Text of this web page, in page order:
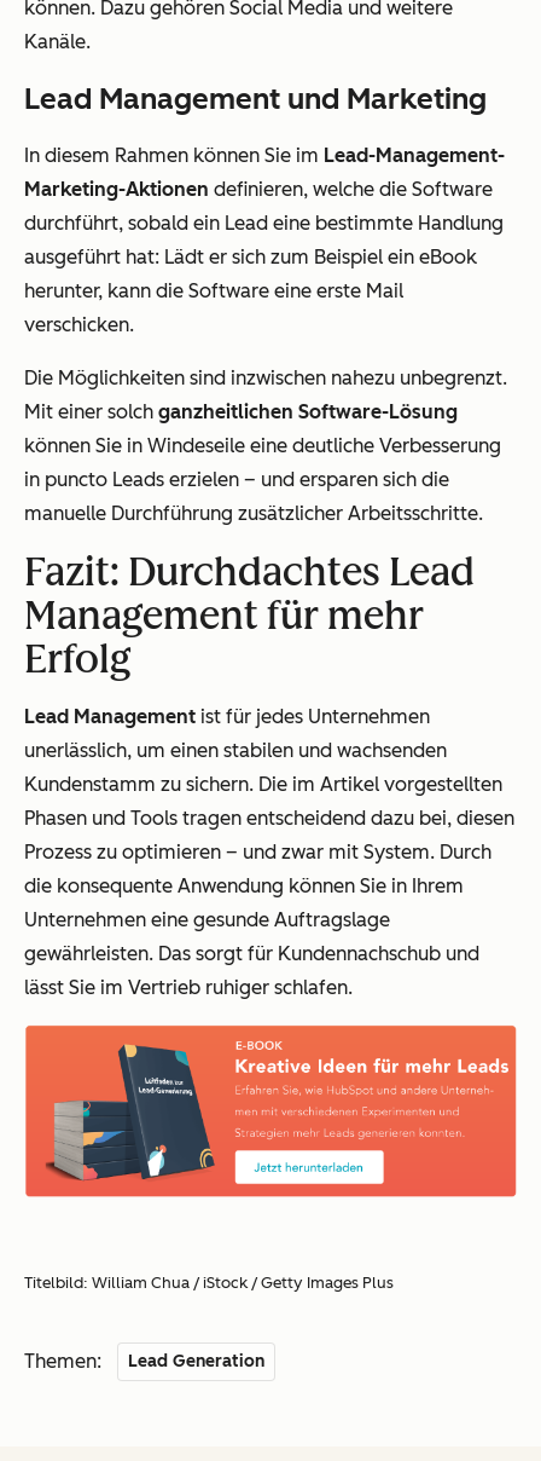
können. Dazu gehören Social Media und weitere
Kanäle.
Lead Management und Marketing
In diesem Rahmen können Sie im Lead-Management-
Marketing-Aktionen definieren, welche die Software
durchführt, sobald ein Lead eine bestimmte Handlung
ausgeführt hat: Lädt er sich zum Beispiel ein eBook
herunter, kann die Software eine erste Mail
verschicken.
Die Möglichkeiten sind inzwischen nahezu unbegrenzt.
Mit einer solch ganzheitlichen Software-Lösung
können Sie in Windeseile eine deutliche Verbesserung
in puncto Leads erzielen – und ersparen sich die
manuelle Durchführung zusätzlicher Arbeitsschritte.
Fazit: Durchdachtes Lead
Management für mehr
Erfolg
Lead Management ist für jedes Unternehmen
unerlässlich, um einen stabilen und wachsenden
Kundenstamm zu sichern. Die im Artikel vorgestellten
Phasen und Tools tragen entscheidend dazu bei, diesen
Prozess zu optimieren – und zwar mit System. Durch
die konsequente Anwendung können Sie in Ihrem
Unternehmen eine gesunde Auftragslage
gewährleisten. Das sorgt für Kundennachschub und
lässt Sie im Vertrieb ruhiger schlafen.
Titelbild: William Chua / iStock / Getty Images Plus
Themen: Lead Generation